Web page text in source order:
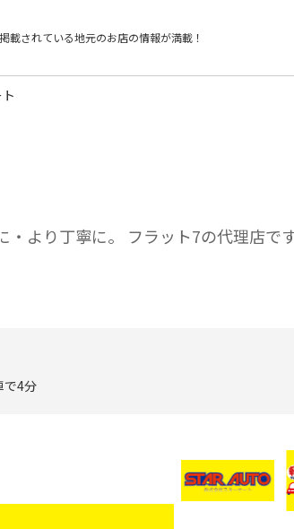
載されている地元のお店の情報が満載！
より丁寧に。 フラット7の代理店です
で4分